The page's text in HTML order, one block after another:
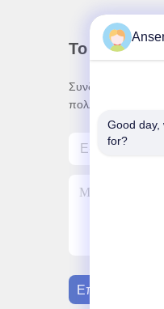
Το Δελτίο
Συνδρομηθείτε
πολλά άλλα.
Good day,
for?